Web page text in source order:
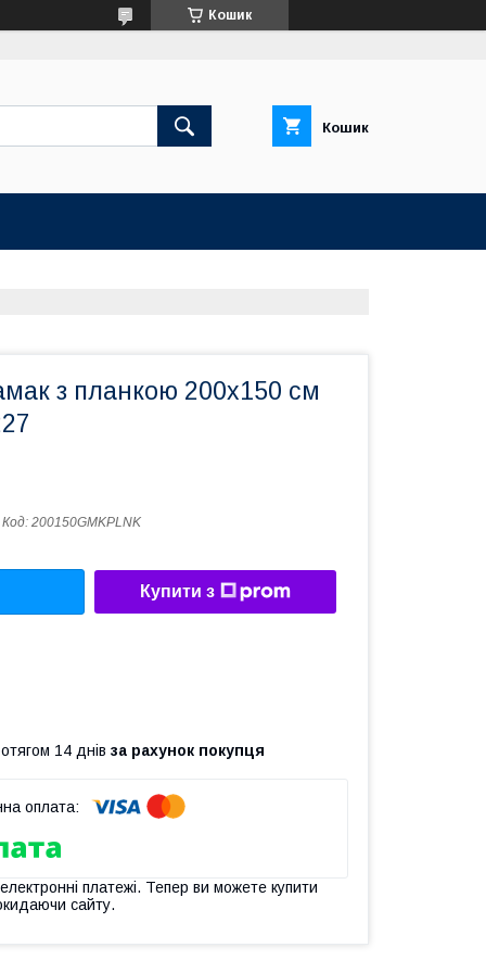
Кошик
Кошик
з планкою 200х150 см
Код: 200150GMKPLNK
Купити з
14 днів за рахунок покупця
платежі. Тепер ви можете купити
сайту.